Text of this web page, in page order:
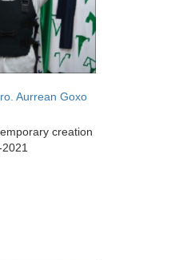
Aurrean Goxo
creation